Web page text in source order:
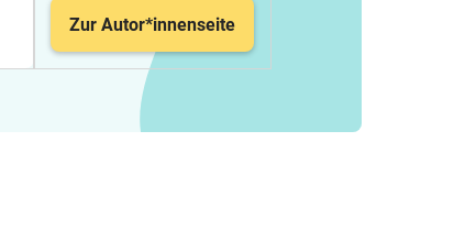
Zur Autor*innenseite